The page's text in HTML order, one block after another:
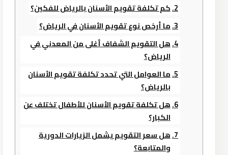
كم تكلفة تقويم الأسنان بالرياض للفكين؟
ما أرخص نوع تقويم الأسنان في الرياض؟
هل التقويم الشفاف أغلى من المعدني في
الرياض؟
ما العوامل التي تحدد تكلفة تقويم الأسنان
بالرياض؟
هل تكلفة تقويم الأسنان للأطفال تختلف عن
الكبار؟
هل سعر التقويم يشمل الزيارات الدورية
والمتابعة؟